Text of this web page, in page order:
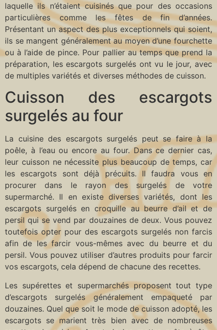
laquelle ils n’étaient cuisinés que pour des occasions
particulières comme les fêtes de fin d’années.
Présentant un aspect des plus exceptionnels qui soient,
ils se mangent généralement au moyen d’une fourchette
ou à l’aide de pince. Pour pallier au temps que prend la
préparation, les escargots surgelés ont vu le jour, avec
de multiples variétés et diverses méthodes de cuisson.
Cuisson des escargots
surgelés au four
La cuisine des escargots surgelés peut se faire à la
poêle, à l’eau ou encore au four. Dans ce dernier cas,
leur cuisson ne nécessite plus beaucoup de temps, car
les escargots sont déjà précuits. Il faudra vous en
procurer dans le rayon des surgelés de votre
supermarché. Il en existe diverses variétés, dont les
escargots surgelés en croquille au beurre d’ail et de
persil qui se vend par douzaines de deux. Vous pouvez
toutefois opter pour des escargots surgelés non farcis
afin de les farcir vous-mêmes avec du beurre et du
persil. Vous pouvez utiliser d’autres produits pour farcir
vos escargots, cela dépend de chacune des recettes.
Les supérettes et supermarchés proposent tout type
d’escargots surgelés généralement empaqueté par
douzaines. Quel que soit le mode de cuisson adopté, les
escargots se marient très bien avec de nombreuses